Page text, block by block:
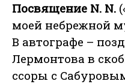
Посвящение N. N.
моей небрежной
В автографе –
Лермонтова в
ссоры с